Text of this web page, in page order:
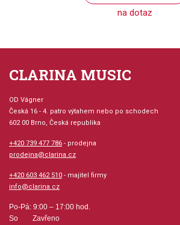
na dotaz
CLARINA MUSIC
OD Vágner
Česká 16 - 4. patro výtahem nebo po schodech
602 00 Brno, Česká republika
+420 739 477 786 - prodejna
prodejna@clarina.cz
+420 603 462 510 - majitel firmy
info@clarina.cz
Po-Pá: 9:00 – 17:00 hod.
So Zavřeno